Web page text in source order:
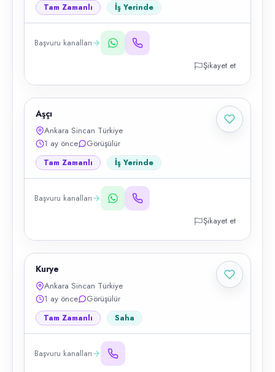
Tam Zamanlı İş Yerinde
Başvuru kanalları
Şikayet et
Aşçı
Ankara Sincan Türkiye
1 ay önce
Görüşülür
Tam Zamanlı İş Yerinde
Başvuru kanalları
Şikayet et
Kurye
Ankara Sincan Türkiye
1 ay önce
Görüşülür
Tam Zamanlı Saha
Başvuru kanalları